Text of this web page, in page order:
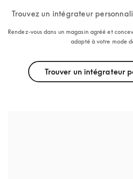
Trouvez un intégrateur
Rendez-vous dans un magasin agréé et
adapté à votre mode
Trouver un intégrateur